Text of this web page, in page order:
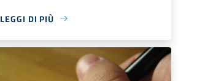
LEGGI DI PIÙ